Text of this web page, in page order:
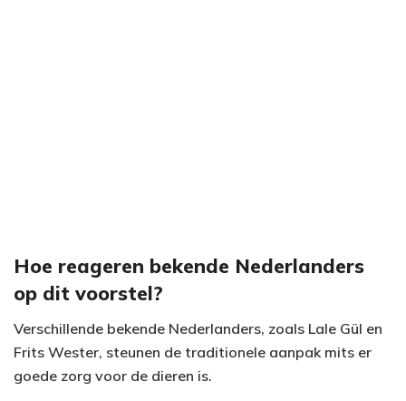
Hoe reageren bekende Nederlanders
op dit voorstel?
Verschillende bekende Nederlanders, zoals Lale Gül en
Frits Wester, steunen de traditionele aanpak mits er
goede zorg voor de dieren is.